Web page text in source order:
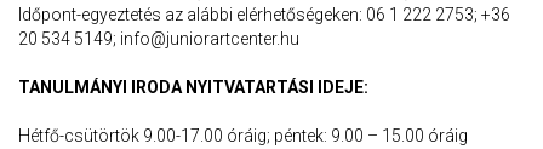
Időpont-egyeztetés az alábbi elérhetőségeken: 06 1 222 2753; +36
20 534 5149; info@juniorartcenter.hu
TANULMÁNYI IRODA NYITVATARTÁSI IDEJE:
Hétfő-csütörtök 9.00-17.00 óráig; péntek: 9.00 – 15.00 óráig